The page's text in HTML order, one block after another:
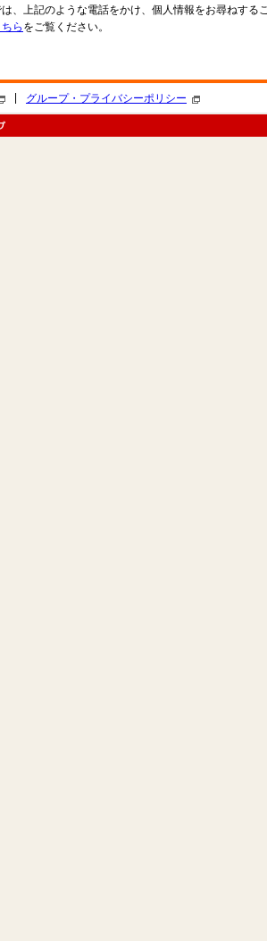
は、上記のような電話をかけ、個人情報をお尋ねする
ら をご覧ください。
グループ・プライバシーポリシー